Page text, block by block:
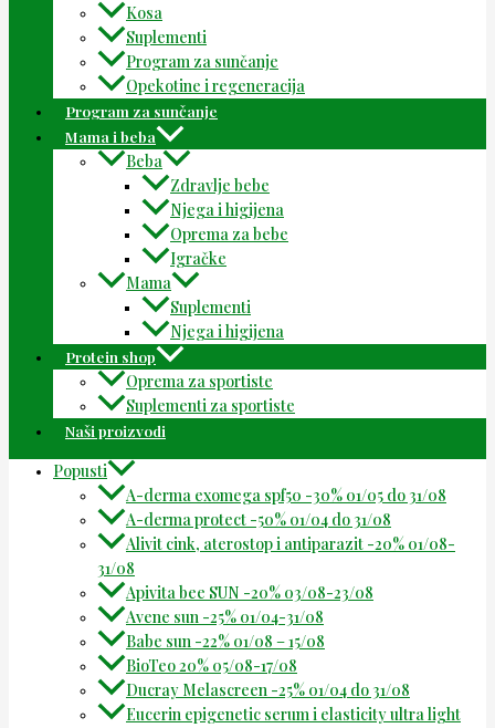
Kosa
Suplementi
Program za sunčanje
Opekotine i regeneracija
Program za sunčanje
Mama i beba
Beba
Zdravlje bebe
Njega i higijena
Oprema za bebe
Igračke
Mama
Suplementi
Njega i higijena
Protein shop
Oprema za sportiste
Suplementi za sportiste
Naši proizvodi
Popusti
A-derma exomega spf50 -30% 01/05 do 31/08
A-derma protect -50% 01/04 do 31/08
Alivit cink, aterostop i antiparazit -20% 01/08-
31/08
Apivita bee SUN -20% 03/08-23/08
Avene sun -25% 01/04-31/08
Babe sun -22% 01/08 – 15/08
BioTeo 20% 05/08-17/08
Ducray Melascreen -25% 01/04 do 31/08
Eucerin epigenetic serum i elasticity ultra light